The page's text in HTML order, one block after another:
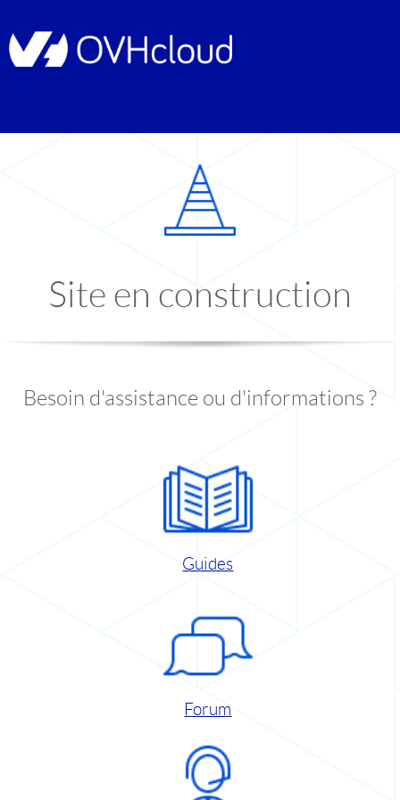
Site en construction
Besoin d'assistance ou d'informations ?
Guides
Forum